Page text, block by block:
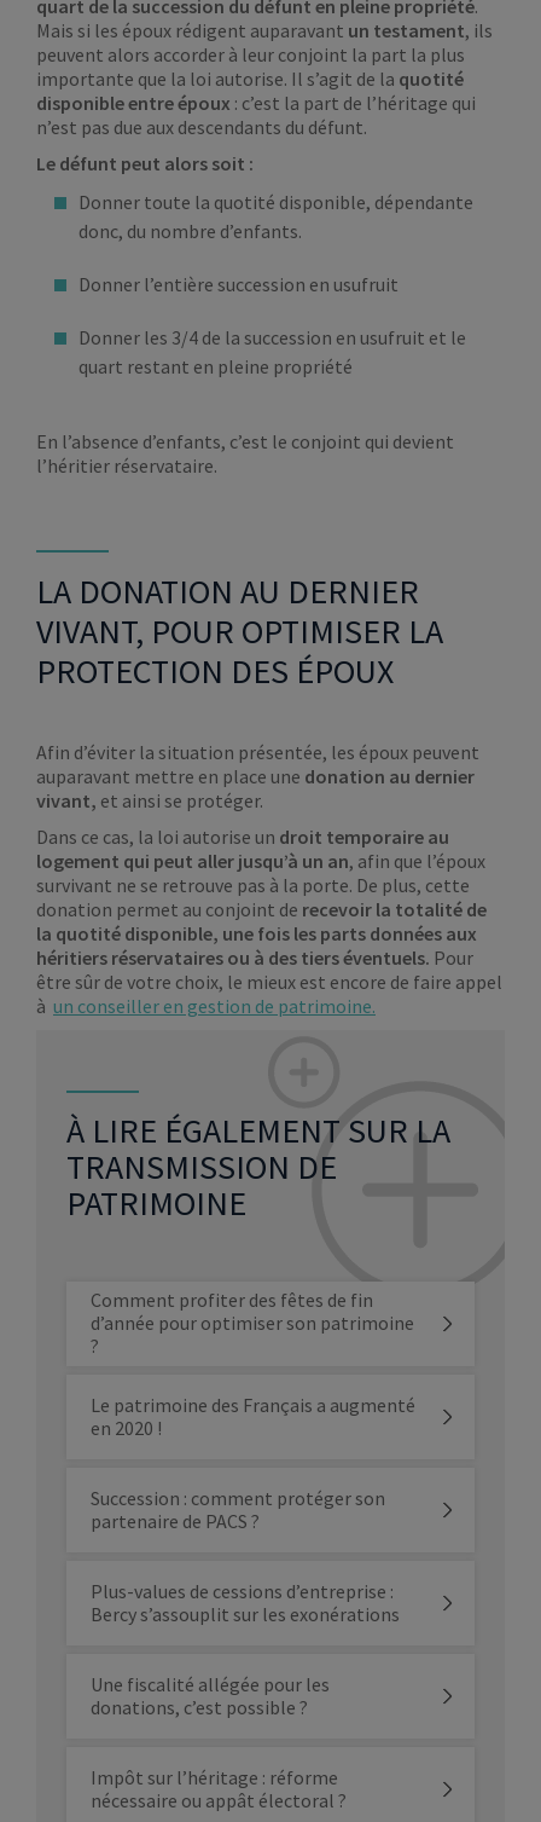
quart de la succession du défunt en pleine propriété.
Mais si les époux rédigent auparavant un testament, ils
peuvent alors accorder à leur conjoint la part la plus
importante que la loi autorise. Il s’agit de la quotité
disponible entre époux : c’est la part de l’héritage qui
n’est pas due aux descendants du défunt.
Le défunt peut alors soit :
Donner toute la quotité disponible, dépendante
donc, du nombre d’enfants.
Donner l’entière succession en usufruit
Donner les 3/4 de la succession en usufruit et le
quart restant en pleine propriété
En l’absence d’enfants, c’est le conjoint qui devient
l’héritier réservataire.
LA DONATION AU DERNIER
VIVANT, POUR OPTIMISER LA
PROTECTION DES ÉPOUX
Afin d’éviter la situation présentée, les époux peuvent
auparavant mettre en place une donation au dernier
vivant, et ainsi se protéger.
Dans ce cas, la loi autorise un droit temporaire au
logement qui peut aller jusqu’à un an, afin que l’époux
survivant ne se retrouve pas à la porte. De plus, cette
donation permet au conjoint de recevoir la totalité de
la quotité disponible, une fois les parts données aux
héritiers réservataires ou à des tiers éventuels. Pour
être sûr de votre choix, le mieux est encore de faire appel
à un conseiller en gestion de patrimoine.
À LIRE ÉGALEMENT SUR LA
TRANSMISSION DE
PATRIMOINE
Comment profiter des fêtes de fin
d’année pour optimiser son patrimoine
?
Le patrimoine des Français a augmenté
en 2020 !
Succession : comment protéger son
partenaire de PACS ?
Plus-values de cessions d’entreprise :
Bercy s’assouplit sur les exonérations
Une fiscalité allégée pour les
donations, c’est possible ?
Impôt sur l’héritage : réforme
nécessaire ou appât électoral ?